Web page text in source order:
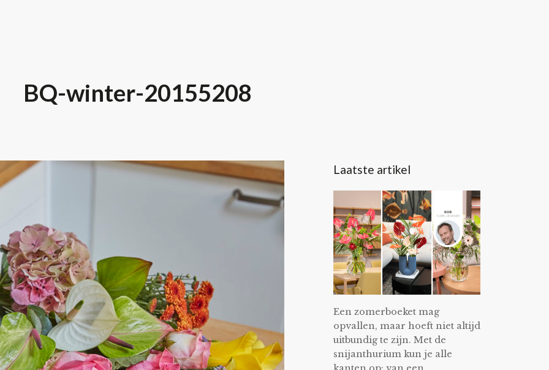
BQ-winter-20155208
Laatste artikel
Een zomerboeket mag
opvallen, maar hoeft niet altijd
uitbundig te zijn. Met de
snijanthurium kun je alle